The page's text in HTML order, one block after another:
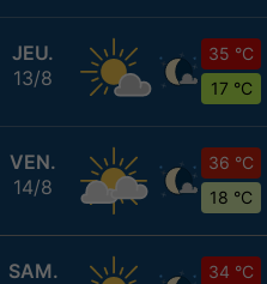
JEU.
13/8
35 °C
17 °C
VEN.
14/8
36 °C
18 °C
SAM.
34 °C